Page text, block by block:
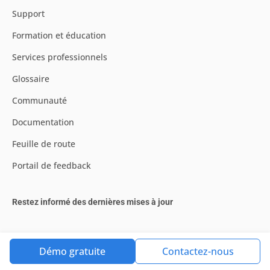
Démo gratuite Contactez-nous
Support
Formation et éducation
Services professionnels
Glossaire
Communauté
Documentation
Feuille de route
Portail de feedback
Restez informé des dernières mises à jour